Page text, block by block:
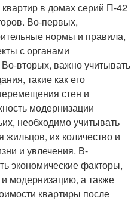
в домах серий П-42
Во-первых,
нормы и правила,
с органами
Во-вторых, важно учитывать
такие как его
стен и
модернизации
необходимо учитывать
жильцов, их количество и
и увлечения. В-
экономические факторы,
модернизацию, а также
квартиры после